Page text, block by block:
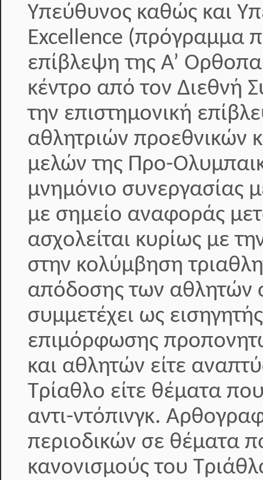
Υπεύθυνος καθώς και
Excellence (πρόγραμμα
επίβλεψη της Α’
κέντρο από τον Διεθνή
την επιστημονική
αθλητριών προεθνικών
μελών της Προ-
μνημόνιο συνεργασίας
με σημείο αναφοράς
ασχολείται κυρίως με
στην κολύμβηση
απόδοσης των αθλητών
συμμετέχει ως
επιμόρφωσης
και αθλητών είτε
Τρίαθλο είτε θέματα
αντι-ντόπινγκ.
περιοδικών σε θέματα
κανονισμούς του